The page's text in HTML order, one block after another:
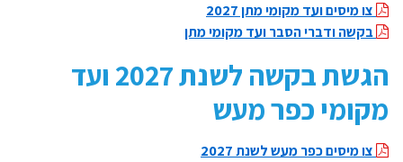
צו מיסים ועד מקומי מתן 2027
בקשה ודברי הסבר ועד מקומי מתן
הגשת בקשה לשנת 2027 ועד
מקומי כפר מעש
צו מיסים כפר מעש לשנת 2027